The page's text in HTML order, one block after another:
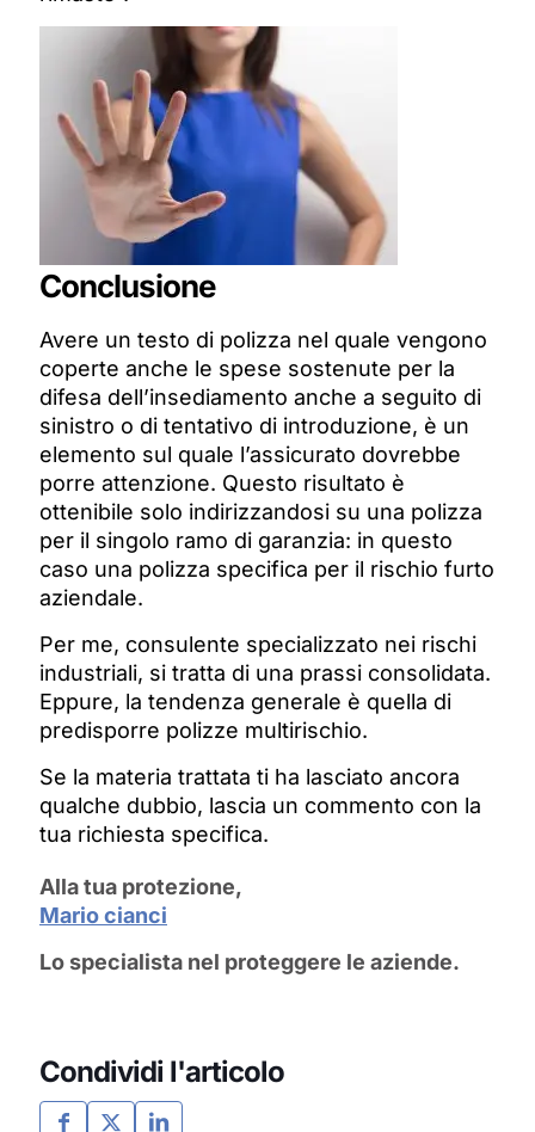
Conclusione
Avere un testo di polizza nel quale vengono
coperte anche le spese sostenute per la
difesa dell’insediamento anche a seguito di
sinistro o di tentativo di introduzione, è un
elemento sul quale l’assicurato dovrebbe
porre attenzione. Questo risultato è
ottenibile solo indirizzandosi su una polizza
per il singolo ramo di garanzia: in questo
caso una polizza specifica per il rischio furto
aziendale.
Per me, consulente specializzato nei rischi
industriali, si tratta di una prassi consolidata.
Eppure, la tendenza generale è quella di
predisporre polizze multirischio.
Se la materia trattata ti ha lasciato ancora
qualche dubbio, lascia un commento con la
tua richiesta specifica.
Alla tua protezione,
Mario cianci
Lo specialista nel proteggere le aziende.
Condividi l'articolo